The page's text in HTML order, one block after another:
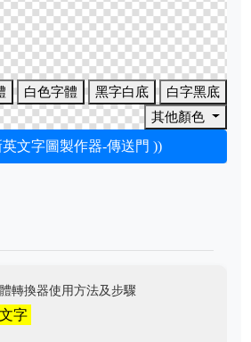
白色字體 黑字白底
白字黑底
其他顏色
文字圖製作器-傳送門 ))
轉換器使用方法及步驟
字